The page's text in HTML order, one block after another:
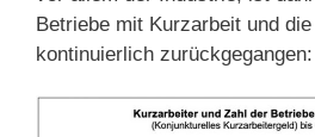
Betriebe mit Kurzarbeit und
kontinuierlich zurückgegangen: